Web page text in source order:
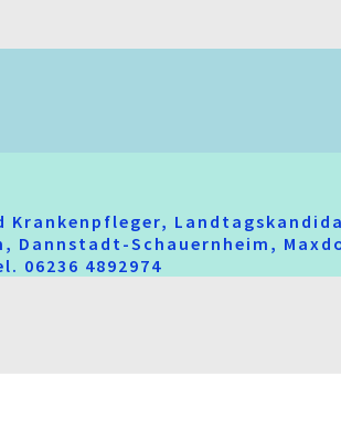
Dannstadt-Schauernheim,
06236 4892974